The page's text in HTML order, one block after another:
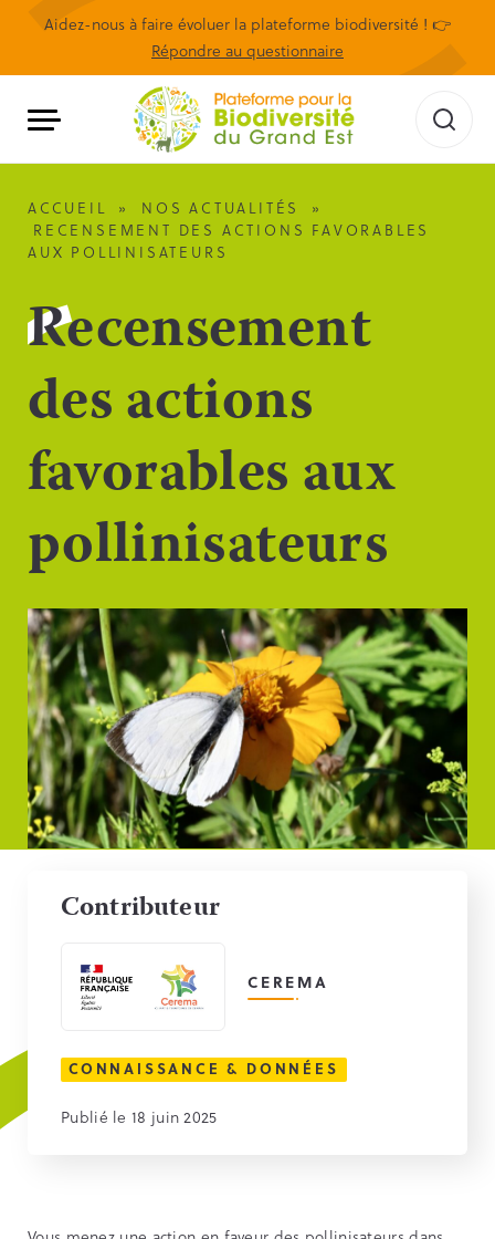
Aidez-nous à faire évoluer la plateforme biodiversité ! 👉
Répondre au questionnaire
ACCUEIL » NOS ACTUALITÉS
»
RECENSEMENT DES ACTIONS FAVORABLES
AUX POLLINISATEURS
Recensement
des actions
favorables aux
pollinisateurs
Contributeur
CEREMA
CONNAISSANCE & DONNÉES
Publié le 18 juin 2025